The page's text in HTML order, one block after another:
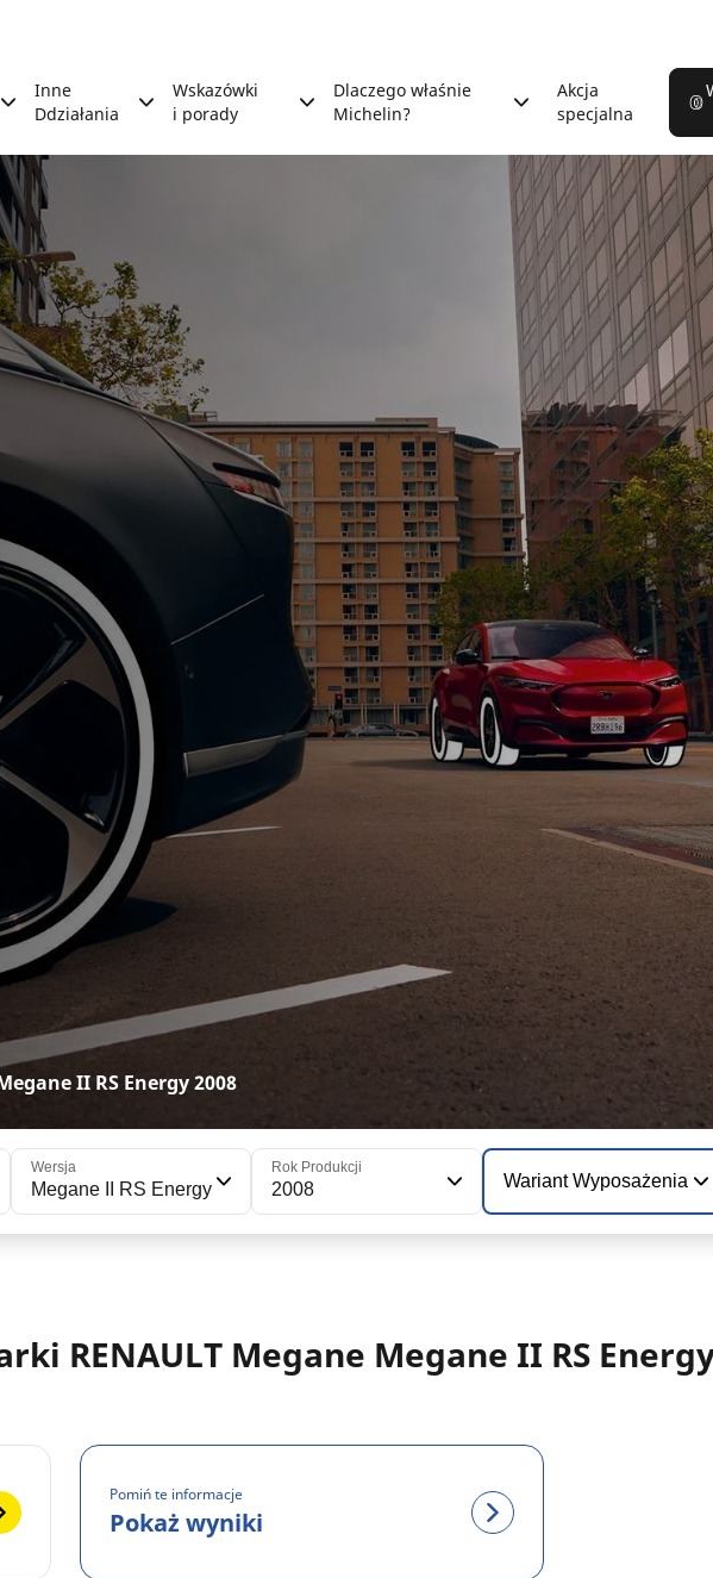
Inne
Ddziałania
Wskazówki
i porady
Dlaczego właśnie
Michelin?
Akcja
specjalna
II RS Energy 2008
Wersja
Megane II RS Energy
Rok Produkcji
2008 Wariant Wyposażenia
RENAULT Megane Megane II RS
Pomiń te informacje
Pokaż wyniki